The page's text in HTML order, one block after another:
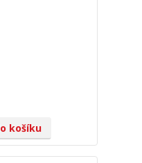
košíku